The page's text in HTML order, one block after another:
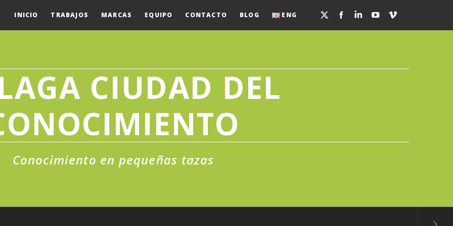
INICIO TRABAJOS MARCAS EQUIPO CONTACTO BLOG ENG
CIUDAD DEL
Conocimiento en pequeñas tazas